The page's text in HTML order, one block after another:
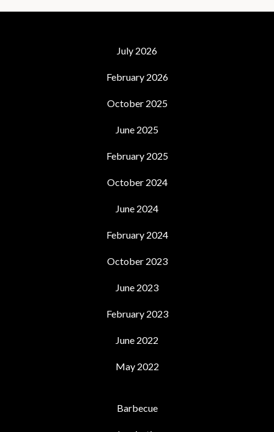
July 2026
February 2026
October 2025
June 2025
February 2025
October 2024
June 2024
February 2024
October 2023
June 2023
February 2023
June 2022
May 2022
Barbecue